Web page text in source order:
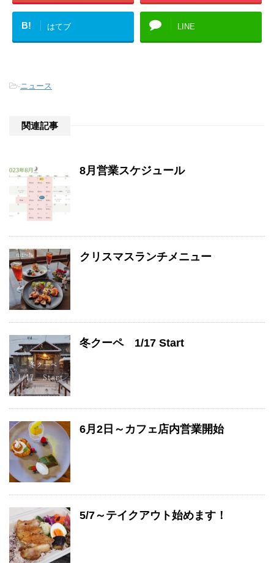
B! はてブ LINE
-ニュース
関連記事
8月営業スケジュール
クリスマスランチメニュー
冬クーペ 1/17 Start
6月2日～カフェ店内営業開始
5/7～テイクアウト始めます！